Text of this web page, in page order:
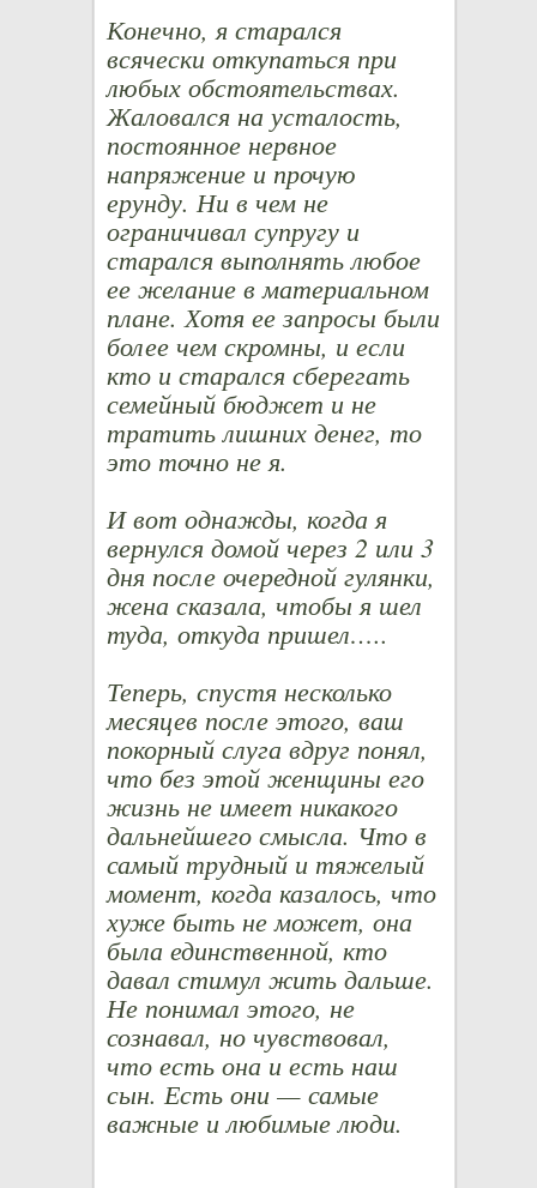
Конечно, я старался
всячески откупаться при
любых обстоятельствах.
Жаловался на усталость,
постоянное нервное
напряжение и прочую
ерунду. Ни в чем не
ограничивал супругу и
старался выполнять любое
ее желание в материальном
плане. Хотя ее запросы были
более чем скромны, и если
кто и старался сберегать
семейный бюджет и не
тратить лишних денег, то
это точно не я.
И вот однажды, когда я
вернулся домой через 2 или 3
дня после очередной гулянки,
жена сказала, чтобы я шел
туда, откуда пришел…..
Теперь, спустя несколько
месяцев после этого, ваш
покорный слуга вдруг понял,
что без этой женщины его
жизнь не имеет никакого
дальнейшего смысла. Что в
самый трудный и тяжелый
момент, когда казалось, что
хуже быть не может, она
была единственной, кто
давал стимул жить дальше.
Не понимал этого, не
сознавал, но чувствовал,
что есть она и есть наш
сын. Есть они — самые
важные и любимые люди.